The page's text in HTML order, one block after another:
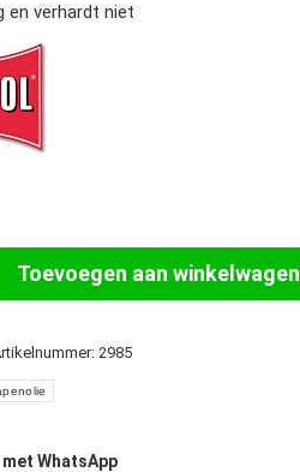
en verhardt niet
Toevoegen aan winkelwagen
2985
WhatsApp